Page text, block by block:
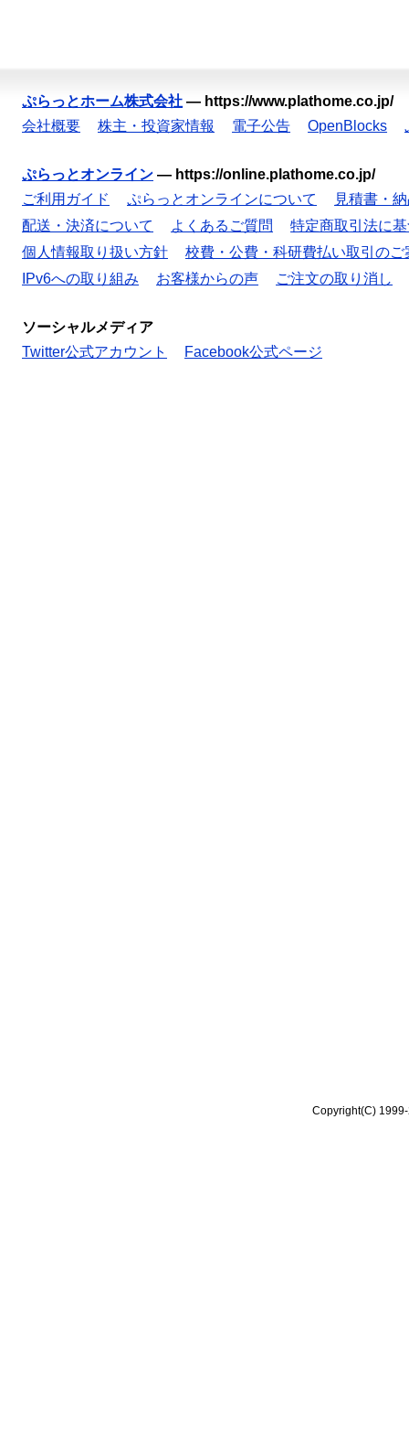
ぷらっとホーム株式会社 — https://www.plathome.co.jp/
会社概要
株主・投資家情報 電子公告 OpenBlocks
ぷらっとオンライン — https://online.plathome.co.jp/
ご利用ガイド
ぷらっとオンラインについて
見積書・
配送・決済について
よくあるご質問
特定商取引法に
個人情報取り扱い方針
校費・公費・科研費払い取引のご
IPv6への取り組み
お客様からの声 ご注文の取り消し
ソーシャルメディア
Twitter公式アカウント
Facebook公式ページ
Copyright(C)